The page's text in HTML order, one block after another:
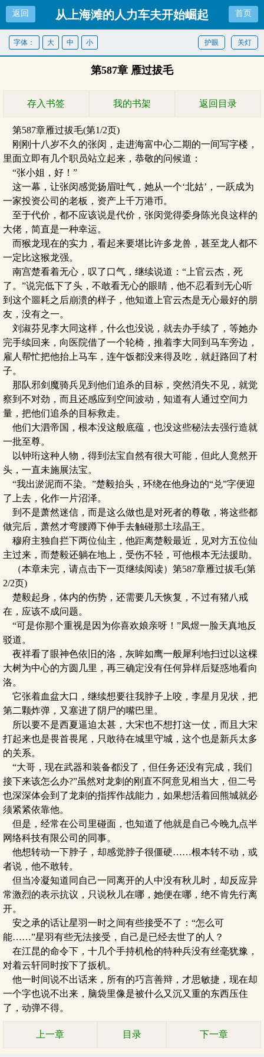
返回 从上海滩的人力车夫开始崛起 首页
关灯
护眼
字体： 大 中 小
第587章 雁过拔毛
存入书签 我的书架 返回目录
第587章雁过拔毛(第1/2页)
刚刚十八岁不久的张闵，走进海富中心二期的一间写字楼，
里面立即有几个职员站立起来，恭敬的问候道：
“张小姐，好！”
这一幕，让张闵感觉扬眉吐气，她从一个‘北姑’，一跃成为
一家投资公司的老板，资产上千万港币。
至于代价，都不应该说是代价，张闵觉得委身陈光良这样的
大佬，简直是一种幸运。
而猴龙现在的实力，看起来要堪比许多龙兽，甚至龙人都不
一定比这猴龙强。
南宫楚看着无心，叹了口气，继续说道：“上官云杰，死
了。”说完低下了头，不敢看无心的眼睛，他不忍看到无心听
到这个噩耗之后崩溃的样子，他知道上官云杰是无心最好的朋
友，没有之一。
刘淑芬见李大同这样，什么也没说，就去办手续了，等她办
完手续回来，向医院借了一个轮椅，推着李大同到马车旁边，
雇人帮忙把他抬上马车，连午饭都没来得及吃，就赶路回了村
子。
那队邪剑魔骑兵见到他们追杀的目标，突然消失不见，就觉
察到不对劲，而且还感应到空间波动，知道有人通过空间力
量，把他们追杀的目标救走。
他们大泗帝国，根本没这般底蕴，也没这些秘法去强行造就
一批至尊。
以钟珩这种人物，得到法宝自然有很大可能，但此人竟然开
头，一直未施展法宝。
“我出淤泥而不染。”楚毅抬头，环绕在他身边的“兑”字便迎
了上去，化作一片沼泽。
到不是萧然迷信，而是这么做也是对死者的尊敬，将这些都
做完后，萧然才弯腰蹲下伸手去触碰那土玹晶王。
穆府主独自拦下两位仙主，他距离楚毅最近，见对方五位仙
主过来，而楚毅还躺在地上，受伤不轻，可他根本无法援助。
（本章未完，请点击下一页继续阅读）第587章雁过拔毛(第
2/2页)
楚毅起身，体内的伤势，还需要几天恢复，不过有猪八戒
在，应该不成问题。
“可是你那个重视是因为你喜欢娘亲呀！”凤煜一脸天真地反
驳道。
夜祥看了眼神色依旧的洛，灰眸如鹰一般犀利地扫过以这棵
大树为中心的方圆几里，再三确定没有任何异样后疑惑地看向
洛。
它张着血盆大口，继续想要往我脖子上咬，李星月见状，把
第二颗炸弹，又塞进了阴尸的嘴巴里。
所以要不是西夏逼迫太甚，大宋也不想打这一仗，而且大宋
打起来也是畏首畏尾，只敢待在城里守城，这个也是新兵太多
的关系。
“大哥，现在武器和装备都没了，但任务还没有完成，我们
接下来该怎么办?”虽然对龙刺的刚直不阿意见相当大，但二号
也深深体会到了龙刺的指挥作战能力，如果想活着回熊城就必
须紧紧依靠他。
但是，经常在公司里碰面，也知道了他就是自己今晚九点半
网络科技有限公司的同事。
他想转动一下脖子，却感觉脖子很僵硬……根本转不动，或
者说，他不敢转。
但当冷凝知道同自己一同离开的人中没有秋儿时，却反应异
常激烈的表示抗议，只说秋儿在哪，她便在哪，绝不肯先行离
开。
安之承的话让星羽一时之间有些接受不了：“怎么可
能……”星羽有些无法接受，自己是已经去世了的人？
在江昆的命令下，十几个手持机枪的特种兵没有丝毫犹豫，
对着云轩同时按下了扳机。
他一时间说不出话来，所有的巧言善辩，才思敏捷，现在却
一个字也说不出来，脑袋里像是被什么又沉又重的东西压住
了，动弹不得。
上一章 目录 下一章